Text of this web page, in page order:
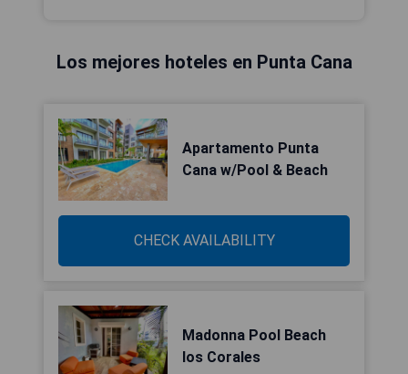
Los mejores hoteles en Punta Cana
Apartamento Punta
Cana w/Pool & Beach
CHECK AVAILABILITY
Madonna Pool Beach
los Corales